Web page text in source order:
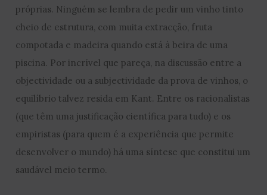
próprias. Ninguém se lembra de pedir um vinho tinto
cheio de estrutura, com muita extracção, fruta
compotada e madeira quando está à beira de uma
piscina. Por incrível que pareça, na discussão entre a
objectividade ou a subjectividade da prova de vinhos, o
equilíbrio talvez resida em Kant. Entre os racionalistas
(que têm uma justificação científica para tudo) e os
empiristas (para quem é a experiência que permite
desenvolver o mundo) há uma síntese que constitui um
saudável meio termo.